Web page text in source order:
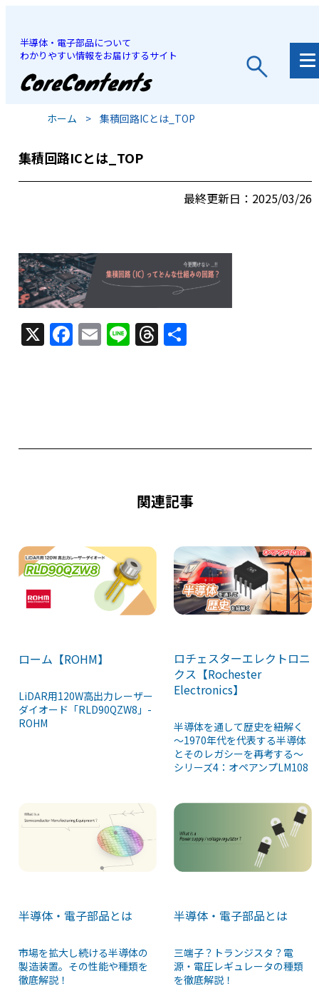
半導体・電子部品について
わかりやすい情報をお届けするサイト
JP
ホーム > 集積回路ICとは_TOP
集積回路ICとは_TOP
最終更新日：2025/03/26
X F
a
o
E
m
Li
n
T
h
s
関連記事
ローム【ROHM】
LiDAR用120W高出力レーザー
ダイオード「RLD90QZW8」-
ROHM
ロチェスターエレクトロニ
クス【Rochester
Electronics】
半導体を通して歴史を紐解く
～1970年代を代表する半導体
とそのレガシーを再考する～
シリーズ4：オペアンプLM108
半導体・電子部品とは
市場を拡大し続ける半導体の
製造装置。その性能や種類を
徹底解説！
半導体・電子部品とは
三端子？トランジスタ？電
源・電圧レギュレータの種類
を徹底解説！